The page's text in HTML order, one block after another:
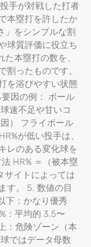
手が対戦した打者
本塁打を許したか
をシンプルな割
球質評価に役立ち
本塁打の数を、
割ったものです。
を浴びやすい状態
因の例： ボール
速不足や甘いコ
） フライボール
が低い投手は、
レのある変化球を
HR% ＝（被本塁
サイトによっては
す。 5. 数値の目
下：かなり優秀
：平均的 3.5〜
：危険ゾーン（本
ではデータ母数